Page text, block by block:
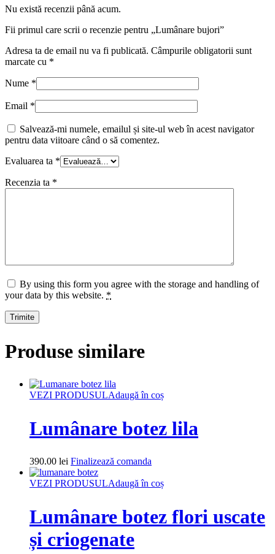
Nu există recenzii până acum.
Fii primul care scrii o recenzie pentru „Lumânare bujori”
Adresa ta de email nu va fi publicată. Câmpurile obligatorii sunt
marcate cu *
Nume *
Email *
Salvează-mi numele, emailul și site-ul web în acest navigator
pentru data viitoare când o să comentez.
Evaluarea ta *
Recenzia ta *
By using this form you agree with the storage and handling of
your data by this website. *
Produse similare
VEZI PRODUSULAdaugă în coș
Lumânare botez lila
390.00 lei Finalizează comanda
VEZI PRODUSULAdaugă în coș
Lumânare botez flori uscate
și criogenate